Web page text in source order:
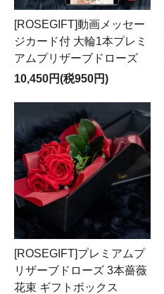
[ROSEGIFT]動画メッセー
ジカード付 大輪1本プレミ
アムプリザーブドローズ
10,450円(税950円)
[ROSEGIFT]プレミアムプ
リザーブドローズ 3本薔薇
花束 ギフトボックス